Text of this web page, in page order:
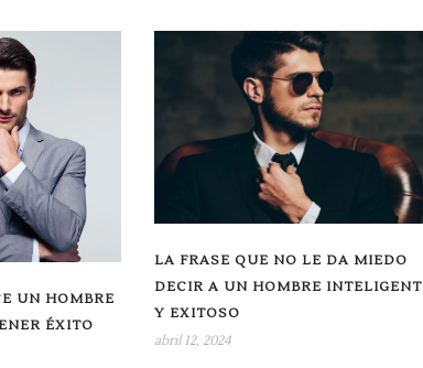
UN HOMBRE
ÉXITO
LA FRASE QUE NO LE DA MIEDO
DECIR A UN HOMBRE
Y EXITOSO
abril 12, 2024